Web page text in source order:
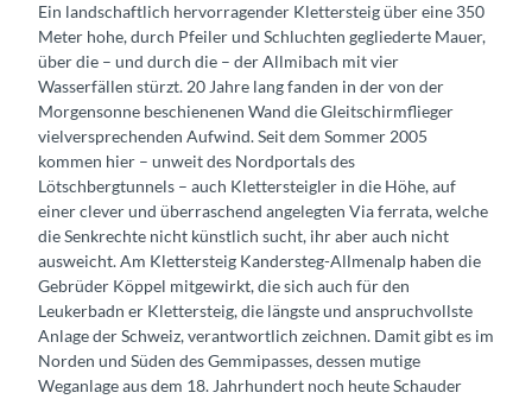
Ein landschaftlich hervorragender Klettersteig über eine 350
Meter hohe, durch Pfeiler und Schluchten gegliederte Mauer,
über die – und durch die – der Allmibach mit vier
Wasserfällen stürzt. 20 Jahre lang fanden in der von der
Morgensonne beschienenen Wand die Gleitschirmflieger
vielversprechenden Aufwind. Seit dem Sommer 2005
kommen hier – unweit des Nordportals des
Lötschbergtunnels – auch Klettersteigler in die Höhe, auf
einer clever und überraschend angelegten Via ferrata, welche
die Senkrechte nicht künstlich sucht, ihr aber auch nicht
ausweicht. Am Klettersteig Kandersteg-Allmenalp haben die
Gebrüder Köppel mitgewirkt, die sich auch für den
Leukerbadn er Klettersteig, die längste und anspruchvollste
Anlage der Schweiz, verantwortlich zeichnen. Damit gibt es im
Norden und Süden des Gemmipasses, dessen mutige
Weganlage aus dem 18. Jahrhundert noch heute Schauder